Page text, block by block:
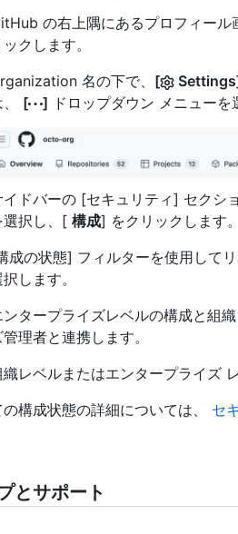
の右上隅にあるプロフィール
ックします。
名の下で、 [
[ ] ドロップダウン メニューを
イドバーの [セキュリティ] セクシ
選択し、[ 構成] をクリックします。
成の状態] フィルターを使用して
します。
ンタープライズレベルの構成と組
管理者と連携します。
織レベルまたはエンタープライズ
構成状態の詳細については、 セ
とサポート